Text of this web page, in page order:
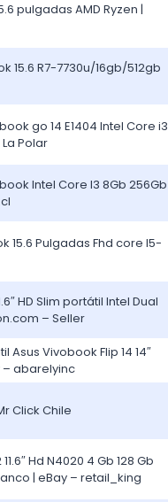
pulgadas AMD Ryzen |
15.6 R7-7730u/16gb/512gb
go 14 E1404 Intel Core i3
Polar
Intel Core I3 8Gb 256Gb
15.6 Pulgadas Fhd core I5-
HD Slim portátil Intel Dual
– Seller
Vivobook Flip 14 14″
– abarelyinc
Click Chile
Hd N4020 4 Gb 128 Gb
| eBay – retail_king